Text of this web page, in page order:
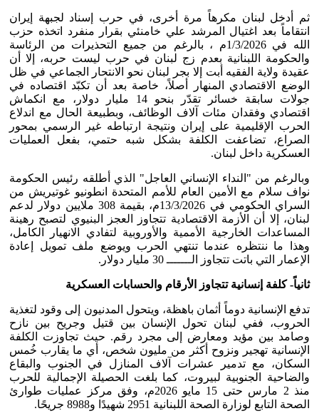
ثم أدخل لبنان مكرهاً مرة أخرى، في حرب إسناد لجبهة إيران
انتقاماً بعد اغتيال المرشد علي خامنئي بقرار منفرد اتخذه حزب
الله في 1/3/2026م ، بالرغم من جميع التحذيرات من الرئاسة
والحكومة اللبنانية بعدم زج لبنان في حرب ليست حربه، إلا أن
عقيدة ولاية الفقيه أبت إلا بجر لبنان نحو الانتحار الجماعي في ظل
الوضع الاقتصادي المنهار أصلاً، خاصة بعد أن تكبّد اقتصاده في
جولات سابقة خسائر تقدّر بنحو 14 مليار دولار، مع انكماش
اقتصادي وفقدان مئات آلاف الوظائف، وبطبيعة الحال مع اندلاع
الحرب الإقليمية على إيران ونتيجة ارتباطه غير الرسمي بمحور
الصراع، تضاعفت الكلفة بشكل شبه حتمي، بفعل العمليات
العسكرية داخل لبنان.
وبالرغم من "النداء الإنساني العاجل" الذي أطلقه رئيس الحكومة
نواف سلام مع الأمين العام للأمم المتحدة انطونيو غوتيريش من
السراي الحكومي في 13/3/2026م، بقيمة 308 ملايين دولار لدعم
لبنان، إلا أن الأزمة الاقتصادية تتجاوز العجز البنيوي لتصبح رهينة
المساعدات الخارجية الأممية والأوروبية لتفادي الانهيار الكامل،
وهذا ما ننتظره عندما تنتهي الحرب ويوضع ملف تمويل إعادة
الإعمار التي باتت تتجاوز الـــــــ 30 مليار دولار.
ثانياً- كلفة إنسانية تتجاوز الأرقام والحسابات العسكرية
تدفع الإنسانية دوماً أثمان باهظة، ويتحول المدنيون إلى وقود لتغذية
الحروب، ففي لبنان تحول الإنسان بين قتيل وجريح بين نازح
وصامد بين مؤيد ومعارض إلى مجرد رقم. حيث تجاوزت الكلفة
الإنسانية تهجير ونزوح أكثر من مليون شخص، أي ما يقارب خُمس
السكان، مع تدمير عشرات آلاف المنازل في الجنوب والبقاع
والضاحية الجنوبية لبيروت، كما بلغت الحصيلة الإجمالية للحرب
منذ 2 مارس حتى 15 مايو 2026م، وفق مركز عمليات طوارئ
الصحة التابع لوزارة الصحة اللبنانية 2951 شهيدًا و8988 جريحًا.